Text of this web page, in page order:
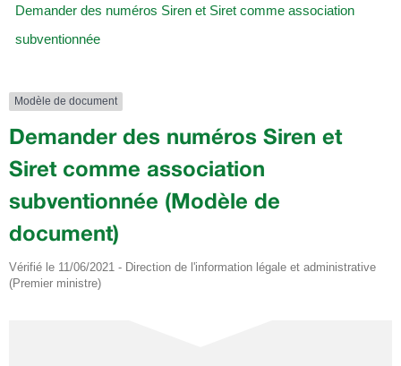
Demander des numéros Siren et Siret comme association
subventionnée
Modèle de document
Demander des numéros Siren et
Siret comme association
subventionnée (Modèle de
document)
Vérifié le 11/06/2021 - Direction de l'information légale et administrative
(Premier ministre)